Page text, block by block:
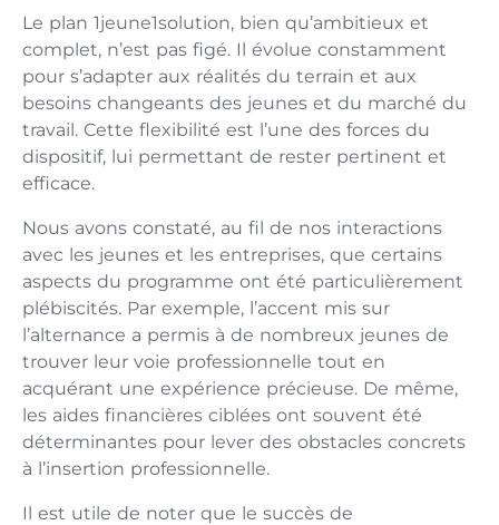
Le plan 1jeune1solution, bien qu’ambitieux et
complet, n’est pas figé. Il évolue constamment
pour s’adapter aux réalités du terrain et aux
besoins changeants des jeunes et du marché du
travail. Cette flexibilité est l’une des forces du
dispositif, lui permettant de rester pertinent et
efficace.
Nous avons constaté, au fil de nos interactions
avec les jeunes et les entreprises, que certains
aspects du programme ont été particulièrement
plébiscités. Par exemple, l’accent mis sur
l’alternance a permis à de nombreux jeunes de
trouver leur voie professionnelle tout en
acquérant une expérience précieuse. De même,
les aides financières ciblées ont souvent été
déterminantes pour lever des obstacles concrets
à l’insertion professionnelle.
Il est utile de noter que le succès de